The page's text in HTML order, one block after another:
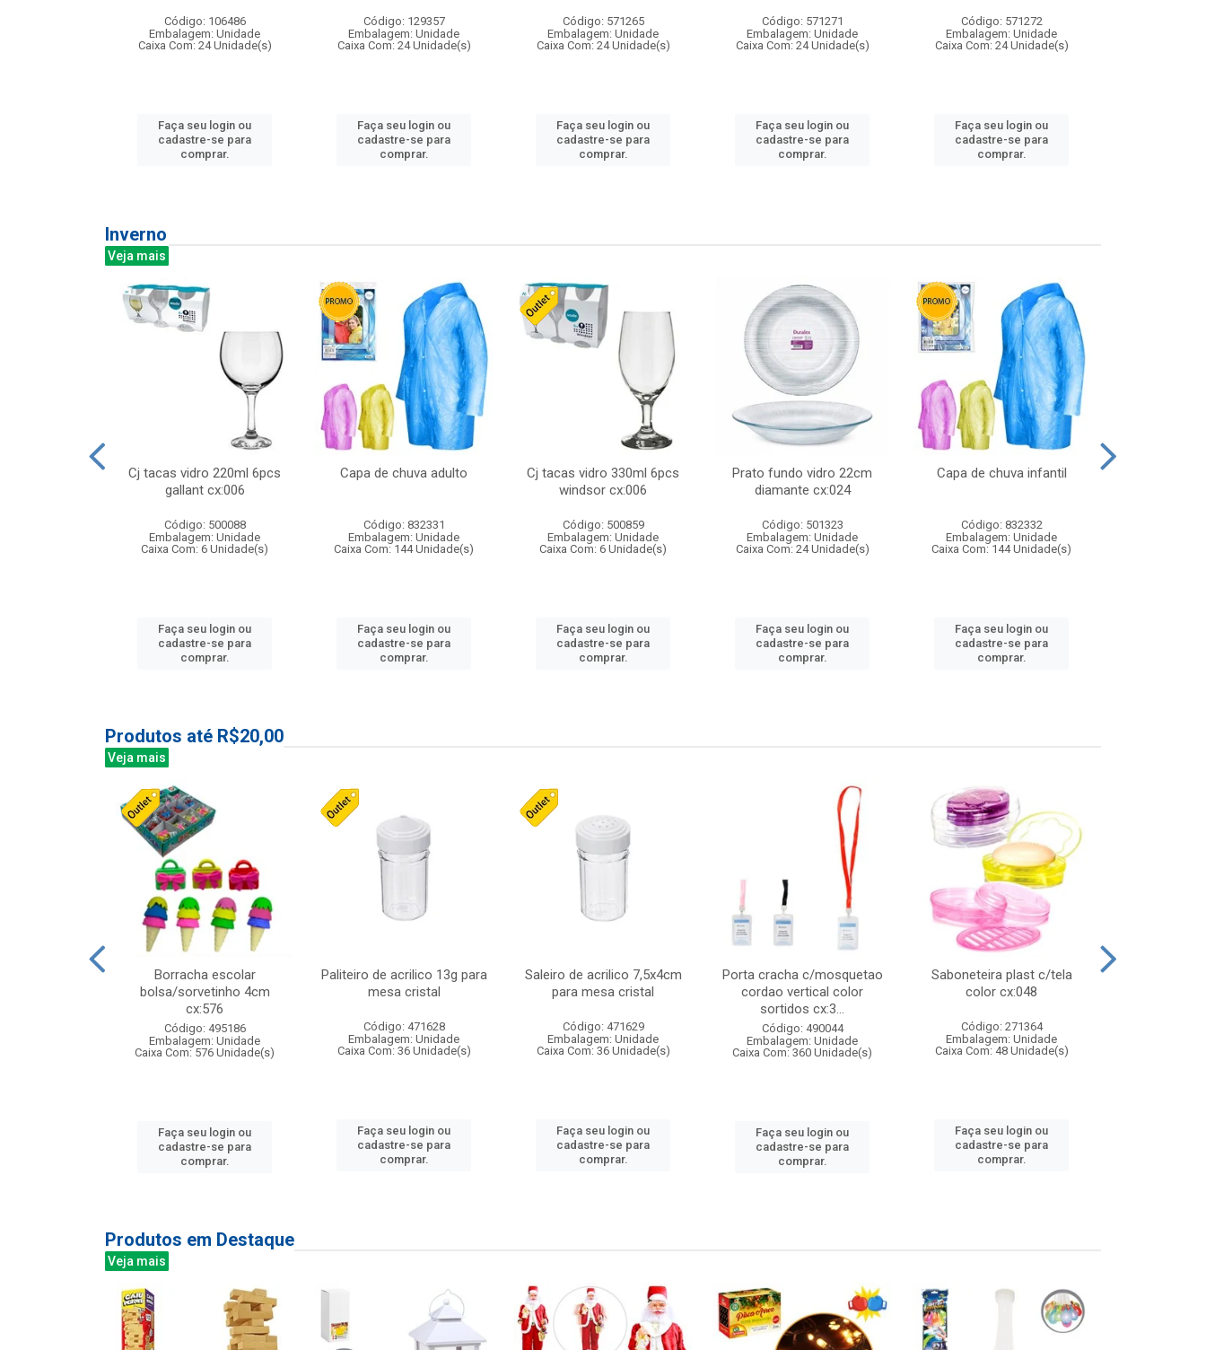
Código: 106486
Embalagem: Unidade
Caixa Com: 24 Unidade(s)
Faça seu login ou
cadastre-se para
comprar.
Código: 129357
Embalagem: Unidade
Caixa Com: 24 Unidade(s)
Faça seu login ou
cadastre-se para
comprar.
Código: 571265
Embalagem: Unidade
Caixa Com: 24 Unidade(s)
Faça seu login ou
cadastre-se para
comprar.
Código: 571271
Embalagem: Unidade
Caixa Com: 24 Unidade(s)
Faça seu login ou
cadastre-se para
comprar.
Código: 571272
Embalagem: Unidade
Caixa Com: 24 Unidade(s)
Faça seu login ou
cadastre-se para
comprar.
Inverno
Veja mais
Cj tacas vidro 220ml 6pcs
gallant cx:006
Código: 500088
Embalagem: Unidade
Caixa Com: 6 Unidade(s)
Faça seu login ou
cadastre-se para
comprar.
Capa de chuva adulto
Código: 832331
Embalagem: Unidade
Caixa Com: 144 Unidade(s)
Faça seu login ou
cadastre-se para
comprar.
Cj tacas vidro 330ml 6pcs
windsor cx:006
Código: 500859
Embalagem: Unidade
Caixa Com: 6 Unidade(s)
Faça seu login ou
cadastre-se para
comprar.
Prato fundo vidro 22cm
diamante cx:024
Código: 501323
Embalagem: Unidade
Caixa Com: 24 Unidade(s)
Faça seu login ou
cadastre-se para
comprar.
Capa de chuva infantil
Código: 832332
Embalagem: Unidade
Caixa Com: 144 Unidade(s)
Faça seu login ou
cadastre-se para
comprar.
Produtos até R$20,00
Veja mais
Borracha escolar
bolsa/sorvetinho 4cm
cx:576
Código: 495186
Embalagem: Unidade
Caixa Com: 576 Unidade(s)
Faça seu login ou
cadastre-se para
comprar.
Paliteiro de acrilico 13g para
mesa cristal
Código: 471628
Embalagem: Unidade
Caixa Com: 36 Unidade(s)
Faça seu login ou
cadastre-se para
comprar.
Saleiro de acrilico 7,5x4cm
para mesa cristal
Código: 471629
Embalagem: Unidade
Caixa Com: 36 Unidade(s)
Faça seu login ou
cadastre-se para
comprar.
Porta cracha c/mosquetao
cordao vertical color
sortidos cx:3...
Código: 490044
Embalagem: Unidade
Caixa Com: 360 Unidade(s)
Faça seu login ou
cadastre-se para
comprar.
Saboneteira plast c/tela
color cx:048
Código: 271364
Embalagem: Unidade
Caixa Com: 48 Unidade(s)
Faça seu login ou
cadastre-se para
comprar.
Produtos em Destaque
Veja mais